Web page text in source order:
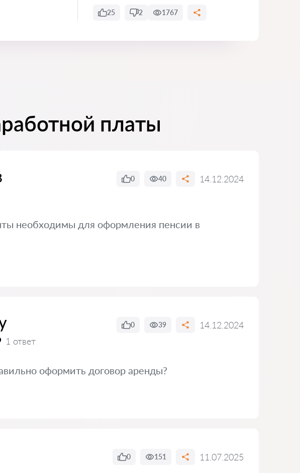
25 2 1767
платы
0 40 14.12.2024
необходимы для оформления пенсии в
1 ответ
0 39 14.12.2024
оформить договор аренды?
0 151 11.07.2025